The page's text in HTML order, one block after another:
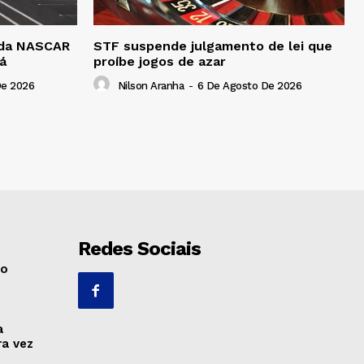
NASCAR
2026
STF suspende julgamento de lei que
proíbe jogos de azar
Nilson Aranha - 6 De Agosto De 2026
vez
Redes Sociais